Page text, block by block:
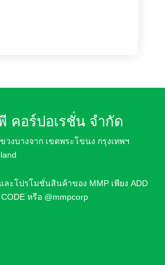
คอร์ปอเรชั่น จำกัด
งบางจาก เขตพระโขนง กรุงเทพฯ
ละโปรโมชั่นสินค้าของ MMP เพียง ADD
หรือ @mmpcorp